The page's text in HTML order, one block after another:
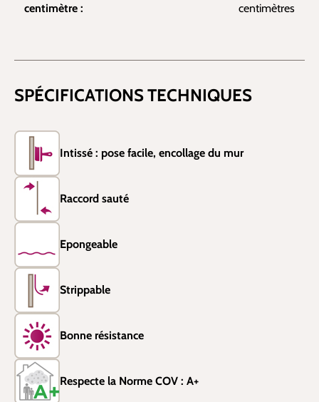
centimètre :
centimètres
SPÉCIFICATIONS TECHNIQUES
Intissé : pose facile, encollage du mur
Raccord sauté
Epongeable
Strippable
Bonne résistance
Respecte la Norme COV : A+